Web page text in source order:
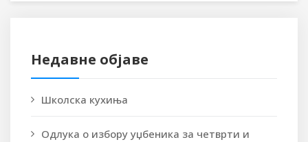
Недавне објаве
Школска кухиња
Одлука о избору уџбеника за четврти и